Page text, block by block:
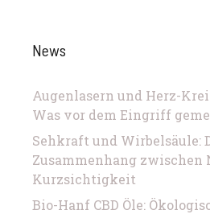
News
Augenlasern und Herz-
Was vor dem Eingriff
Sehkraft und Wirbelsäule:
Zusammenhang zwischen
Kurzsichtigkeit
Bio-Hanf CBD Öle: